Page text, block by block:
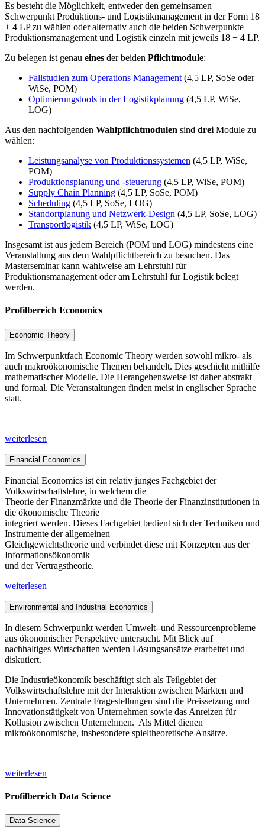
Es besteht die Möglichkeit, entweder den gemeinsamen
Schwerpunkt Produktions- und Logistikmanagement in der Form 18
+ 4 LP zu wählen oder alternativ auch die beiden Schwerpunkte
Produktionsmanagement und Logistik einzeln mit jeweils 18 + 4 LP.
Zu belegen ist genau eines der beiden Pflichtmodule:
Fallstudien zum Operations Management (4,5 LP, SoSe oder
WiSe, POM)
Optimierungstools in der Logistikplanung (4,5 LP, WiSe,
LOG)
Aus den nachfolgenden Wahlpflichtmodulen sind drei Module zu
wählen:
Leistungsanalyse von Produktionssystemen (4,5 LP, WiSe,
POM)
Produktionsplanung und -steuerung (4,5 LP, WiSe, POM)
Supply Chain Planning (4,5 LP, SoSe, POM)
Scheduling (4,5 LP, SoSe, LOG)
Standortplanung und Netzwerk-Design (4,5 LP, SoSe, LOG)
Transportlogistik (4,5 LP, WiSe, LOG)
Insgesamt ist aus jedem Bereich (POM und LOG) mindestens eine
Veranstaltung aus dem Wahlpflichtbereich zu besuchen. Das
Masterseminar kann wahlweise am Lehrstuhl für
Produktionsmanagement oder am Lehrstuhl für Logistik belegt
werden.
Profilbereich Economics
Economic Theory
Im Schwerpunktfach Economic Theory werden sowohl mikro- als
auch makroökonomische Themen behandelt. Dies geschieht mithilfe
mathematischer Modelle. Die Herangehensweise ist daher abstrakt
und formal. Die Veranstaltungen finden meist in englischer Sprache
statt.
weiterlesen
Financial Economics
Financial Economics ist ein relativ junges Fachgebiet der
Volkswirtschaftslehre, in welchem die
Theorie der Finanzmärkte und die Theorie der Finanzinstitutionen in
die ökonomische Theorie
integriert werden. Dieses Fachgebiet bedient sich der Techniken und
Instrumente der allgemeinen
Gleichgewichtstheorie und verbindet diese mit Konzepten aus der
Informationsökonomik
und der Vertragstheorie.
weiterlesen
Environmental and Industrial Economics
In diesem Schwerpunkt werden Umwelt- und Ressourcenprobleme
aus ökonomischer Perspektive untersucht. Mit Blick auf
nachhaltiges Wirtschaften werden Lösungsansätze erarbeitet und
diskutiert.
Die Industrieökonomik beschäftigt sich als Teilgebiet der
Volkswirtschaftslehre mit der Interaktion zwischen Märkten und
Unternehmen. Zentrale Fragestellungen sind die Preissetzung und
Innovationstätigkeit von Unternehmen sowie das Anreizen für
Kollusion zwischen Unternehmen. Als Mittel dienen
mikroökonomische, insbesondere spieltheoretische Ansätze.
weiterlesen
Profilbereich Data Science
Data Science